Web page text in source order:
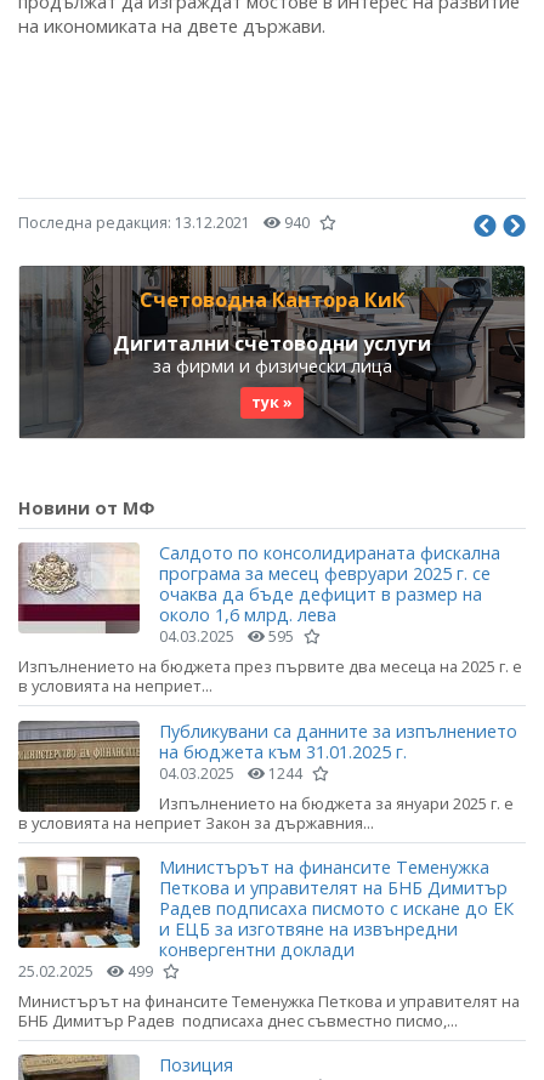
на икономиката на двете държави.
Последна редакция: 13.12.2021 940
Счетоводна Кантора КиК
Дигитални счетоводни услуги
за фирми и физически лица
тук »
Новини от МФ
Салдото по консолидираната фискална
програма за месец февруари 2025 г. се
очаква да бъде дефицит в размер на
около 1,6 млрд. лева
04.03.2025 595
Изпълнението на бюджета през първите два месеца на 2025 г. е
в условията на неприет...
Публикувани са данните за изпълнението
на бюджета към 31.01.2025 г.
04.03.2025 1244
Изпълнението на бюджета за януари 2025 г. е
в условията на неприет Закон за държавния...
Министърът на финансите Теменужка
Петкова и управителят на БНБ Димитър
Радев подписаха писмото с искане до ЕК
и ЕЦБ за изготвяне на извънредни
конвергентни доклади
25.02.2025 499
Министърът на финансите Теменужка Петкова и управителят на
БНБ Димитър Радев подписаха днес съвместно писмо,...
Позиция